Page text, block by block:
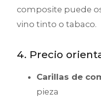
composite puede
vino tinto o tabaco.
4. Precio
Carillas de
pieza